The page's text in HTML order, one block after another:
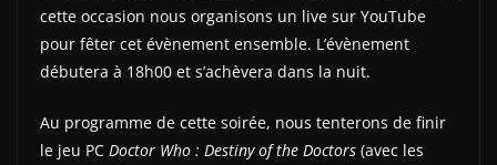
cette occasion nous organisons un live sur YouTube
pour fêter cet évènement ensemble. L’évènement
débutera à 18h00 et s’achèvera dans la nuit.
Au programme de cette soirée, nous tenterons de finir
le jeu PC Doctor Who : Destiny of the Doctors (avec les